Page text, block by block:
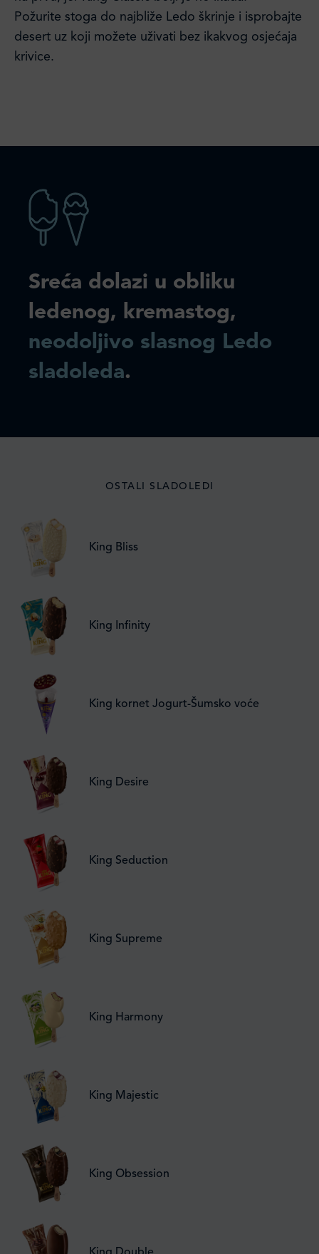
Požurite stoga do najbliže Ledo škrinje i isprobajte
desert uz koji možete uživati bez ikakvog osjećaja
krivice.
Sreća dolazi u obliku
ledenog, kremastog,
neodoljivo slasnog Ledo
sladoleda.
OSTALI SLADOLEDI
King Bliss
King Infinity
King kornet Jogurt-Šumsko voće
King Desire
King Seduction
King Supreme
King Harmony
King Majestic
King Obsession